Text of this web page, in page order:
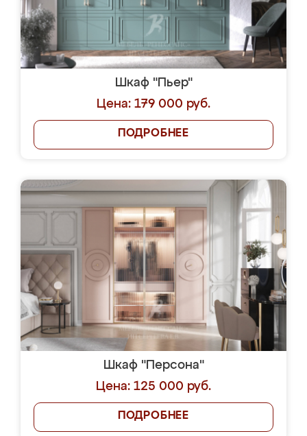
Шкаф "Пьер"
Цена: 179 000 руб.
ПОДРОБНЕЕ
Шкаф "Персона"
Цена: 125 000 руб.
ПОДРОБНЕЕ